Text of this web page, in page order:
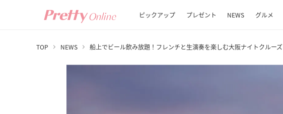
ピックアップ プレゼント NEWS グルメ
TOP NEWS 船上でビール飲み放題！フレンチと生演奏を楽しむ大阪ナイトクルーズ